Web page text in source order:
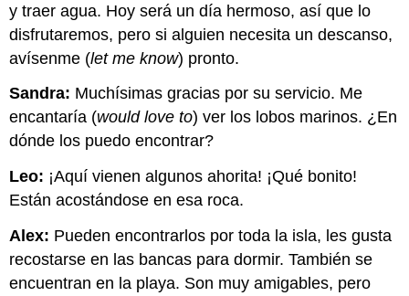
y traer agua. Hoy será un día hermoso, así que lo
disfrutaremos, pero si alguien necesita un descanso,
avísenme (let me know) pronto.
Sandra: Muchísimas gracias por su servicio. Me
encantaría (would love to) ver los lobos marinos. ¿En
dónde los puedo encontrar?
Leo: ¡Aquí vienen algunos ahorita! ¡Qué bonito!
Están acostándose en esa roca.
Alex: Pueden encontrarlos por toda la isla, les gusta
recostarse en las bancas para dormir. También se
encuentran en la playa. Son muy amigables, pero